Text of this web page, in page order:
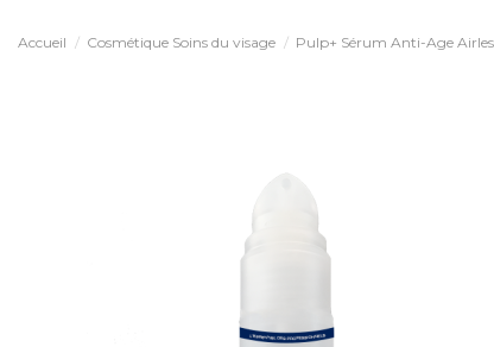
Accueil Cosmétique Soins du visage Pulp+ Sérum Anti-Age